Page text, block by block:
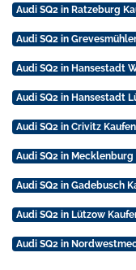
Audi SQ2 in Ratzeburg
Audi SQ2 in
Audi SQ2 in Hansestadt
Audi SQ2 in Hansestadt
Audi SQ2 in Crivitz
Audi SQ2 in
Audi SQ2 in Gadebusch
Audi SQ2 in Lützow
Audi SQ2 in